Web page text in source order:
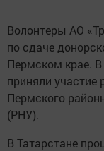
Волонтеры АО
по сдаче
Пермском крае.
приняли участие
Пермского
(РНУ).
В Татарстане